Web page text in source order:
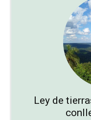
Ley de